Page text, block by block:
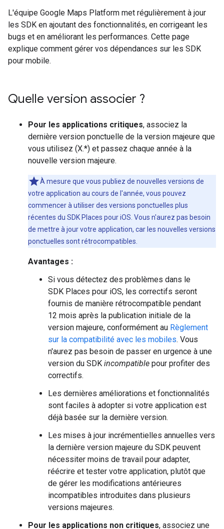
L'équipe Google Maps Platform met régulièrement à jour
les SDK en ajoutant des fonctionnalités, en corrigeant les
bugs et en améliorant les performances. Cette page
explique comment gérer vos dépendances sur les SDK
pour mobile.
Quelle version associer ?
Pour les applications critiques, associez la
dernière version ponctuelle de la version majeure que
vous utilisez (X.*) et passez chaque année à la
nouvelle version majeure.
À mesure que vous publiez de nouvelles versions de
votre application au cours de l'année, vous pouvez
commencer à utiliser des versions ponctuelles plus
récentes du SDK Places pour iOS. Vous n'aurez pas besoin
de mettre à jour votre application, car les nouvelles versions
ponctuelles sont rétrocompatibles.
Avantages :
Si vous détectez des problèmes dans le
SDK Places pour iOS, les correctifs seront
fournis de manière rétrocompatible pendant
12 mois après la publication initiale de la
version majeure, conformément au Règlement
sur la compatibilité avec les mobiles. Vous
n'aurez pas besoin de passer en urgence à une
version du SDK incompatible pour profiter des
correctifs.
Les dernières améliorations et fonctionnalités
sont faciles à adopter si votre application est
déjà basée sur la dernière version.
Les mises à jour incrémentielles annuelles vers
la dernière version majeure du SDK peuvent
nécessiter moins de travail pour adapter,
réécrire et tester votre application, plutôt que
de gérer les modifications antérieures
incompatibles introduites dans plusieurs
versions majeures.
Pour les applications non critiques, associez une